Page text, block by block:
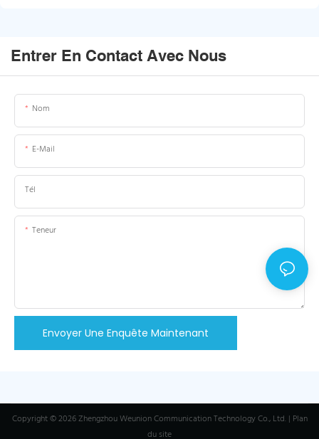
Entrer En Contact Avec Nous
Nom
E-Mail
Tél
Teneur
Envoyer Une Enquête Maintenant
Copyright © 2026 Zhengzhou Weunion Communication Technology Co., Ltd. | Plan
du site